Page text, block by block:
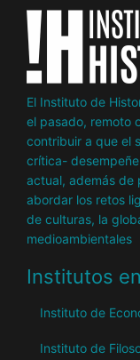
El Instituto de
el pasado, remoto
contribuir a que el
crítica-
actual, además de
abordar los retos
de culturas, la
medioambientales
Institutos
Instituto de
Instituto de